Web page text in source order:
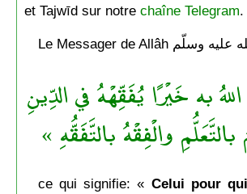
et Tajwīd sur notre chaîne Telegram.
به خَيْرًا يُفَقِّهْهُ في الدِّينِ
بالتَّعَلُّمِ والْفِقْهُ بالتَّفَقُّهِ »
ce qui signifie: « Celui pour